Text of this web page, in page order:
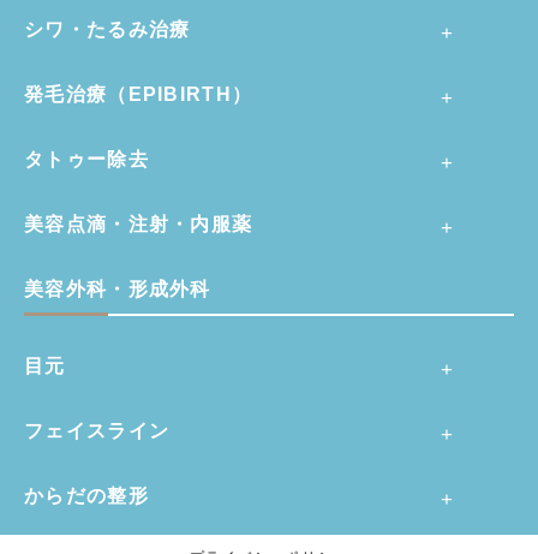
シワ・たるみ治療
発毛治療（EPIBIRTH）
タトゥー除去
美容点滴・注射・内服薬
美容外科・形成外科
目元
フェイスライン
からだの整形